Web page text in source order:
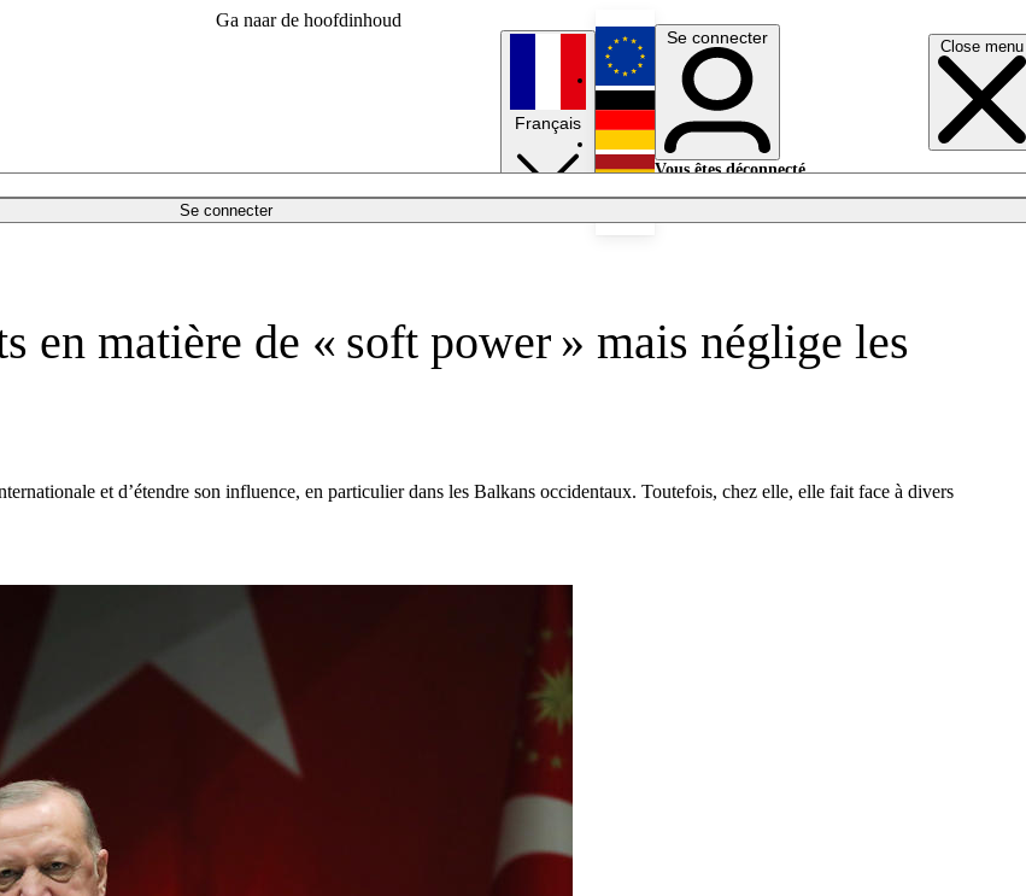
Ga naar de hoofdinhoud
Close menu
Se connecter
Français
English
Deutsch
Se connecter
Vous êtes déconnecté.
en matière de « soft power » mais néglige les
et d’étendre son influence, en particulier dans les Balkans occidentaux. Toutefois, chez elle, elle fait face à divers